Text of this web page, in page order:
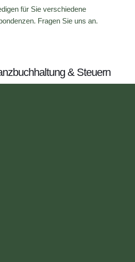
für Sie verschiedene
Fragen Sie uns an.
& Steuern